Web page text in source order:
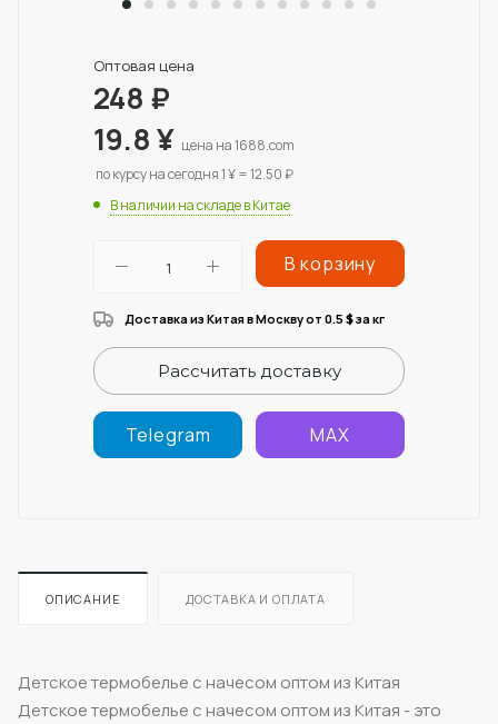
Оптовая цена
248 ₽
19.8¥ цена на 1688.com
по курсу на сегодня 1 ¥ = 12.50 ₽
В наличии на складе в Китае
В корзину
Доставка из Китая в Москву от 0.5 $за кг
Рассчитать доставку
Telegram MAX
ОПИСАНИЕ ДОСТАВКА И ОПЛАТА
Детское термобелье с начесом оптом из Китая
Детское термобелье с начесом оптом из Китая - это